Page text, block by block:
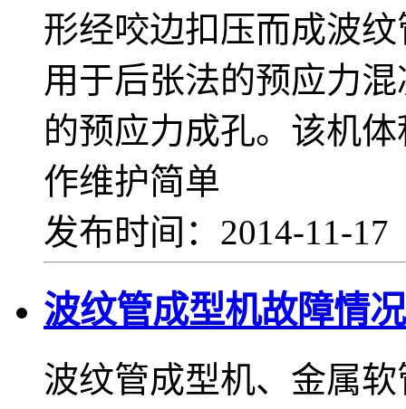
形经咬边扣压而成波
用于后张法的预应力
的预应力成孔。该机
作维护简单
发布时间：2014-11-
波纹管成型机故障情
波纹管成型机、金属